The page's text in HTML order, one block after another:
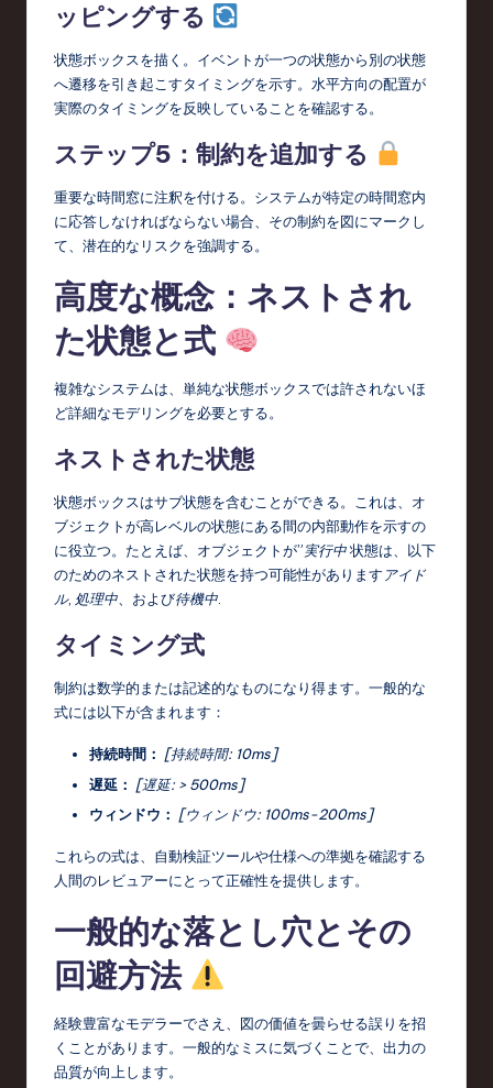
ッピングする
状態ボックスを描く。イベントが一つの状態から別の状態
へ遷移を引き起こすタイミングを示す。水平方向の配置が
実際のタイミングを反映していることを確認する。
ステップ5：制約を追加する
重要な時間窓に注釈を付ける。システムが特定の時間窓内
に応答しなければならない場合、その制約を図にマークし
て、潜在的なリスクを強調する。
高度な概念：ネストされ
た状態と式
複雑なシステムは、単純な状態ボックスでは許されないほ
ど詳細なモデリングを必要とする。
ネストされた状態
状態ボックスはサブ状態を含むことができる。これは、オ
ブジェクトが高レベルの状態にある間の内部動作を示すの
に役立つ。たとえば、オブジェクトが”実行中状態は、以下
のためのネストされた状態を持つ可能性があります アイド
ル, 処理中、および待機中.
タイミング式
制約は数学的または記述的なものになり得ます。一般的な
式には以下が含まれます：
持続時間： [持続時間: 10ms]
遅延： [遅延: > 500ms]
ウィンドウ： [ウィンドウ: 100ms-200ms]
これらの式は、自動検証ツールや仕様への準拠を確認する
人間のレビュアーにとって正確性を提供します。
一般的な落とし穴とその
回避方法
経験豊富なモデラーでさえ、図の価値を曇らせる誤りを招
くことがあります。一般的なミスに気づくことで、出力の
品質が向上します。